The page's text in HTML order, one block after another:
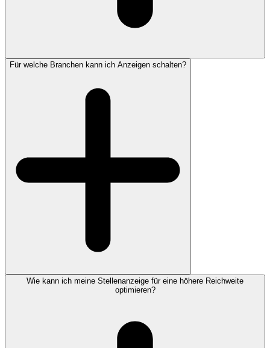
Für welche Branchen kann ich Anzeigen schalten?
Wie kann ich meine Stellenanzeige für eine höhere Reichweite
optimieren?